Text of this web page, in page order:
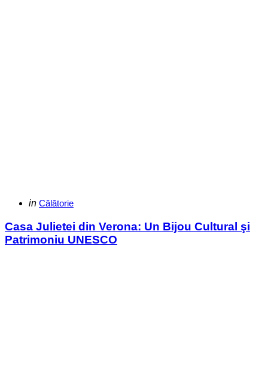
Categories
Posted
in Călătorie
Casa Julietei din Verona: Un Bijou Cultural şi
Patrimoniu UNESCO